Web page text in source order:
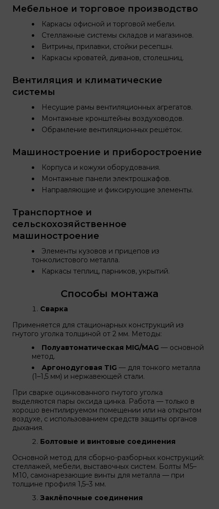
Мебельное и торговое производство
Каркасы офисной и торговой мебели.
Стеллажные системы складов и магазинов.
Витрины, прилавки, стойки ресепшн.
Каркасы кроватей, диванов, столешниц.
Вентиляция и климатические
системы
Несущие рамы вентиляционных агрегатов.
Монтажные кронштейны воздуховодов.
Обрамление вентиляционных решёток.
Машиностроение и приборостроение
Корпуса и кожухи оборудования.
Монтажные панели электрошкафов.
Направляющие и фиксирующие элементы.
Транспортное и
сельскохозяйственное
машиностроение
Элементы кузовов и прицепов из
тонколистового металла.
Каркасы теплиц, парников, укрытий.
Способы монтажа
Сварка
Применяется для стационарных конструкций из
гнутого уголка толщиной от 2 мм. Методы:
Полуавтоматическая MIG/MAG — основной
метод.
Аргонодуговая TIG — для тонкого металла
(1–1,5 мм) и нержавеющей стали.
При сварке оцинкованного гнутого уголка
выделяются пары оксида цинка. Работа — только в
хорошо вентилируемом помещении или на открытом
воздухе, с использованием средств защиты органов
дыхания.
Болтовые и винтовые соединения
Основной метод для сборно-разборных конструкций:
стеллажей, мебели, выставочных систем. Болты М5–
М10, самонарезающие винты для металла — при
толщине профиля 1,5–3 мм.
Заклёпочные соединения